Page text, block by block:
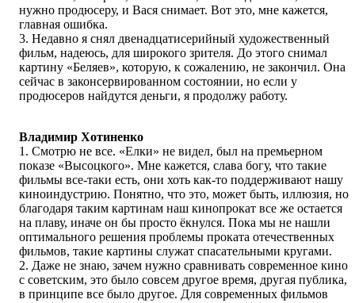
нужно продюсеру, и Вася снимает. Вот это, мне кажется,
главная ошибка.
3. Недавно я снял двенадцатисерийный художественный
фильм, надеюсь, для широкого зрителя. До этого снимал
картину «Беляев», которую, к сожалению, не закончил. Она
сейчас в законсервированном состоянии, но если у
продюсеров найдутся деньги, я продолжу работу.
Владимир Хотиненко
1. Смотрю не все. «Елки» не видел, был на премьерном
показе «Высоцкого». Мне кажется, слава богу, что такие
фильмы все-таки есть, они хоть как-то поддерживают нашу
киноиндустрию. Понятно, что это, может быть, иллюзия, но
благодаря таким картинам наш кинопрокат все же остается
на плаву, иначе он бы просто ёкнулся. Пока мы не нашли
оптимального решения проблемы проката отечественных
фильмов, такие картины служат спасательными кругами.
2. Даже не знаю, зачем нужно сравнивать современное кино
с советским, это было совсем другое время, другая публика,
в принципе все было другое. Для современных фильмов